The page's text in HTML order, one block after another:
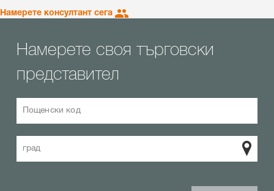
Намерете консултант сега
Намерете своя търговски
представител
Пощенски код
град